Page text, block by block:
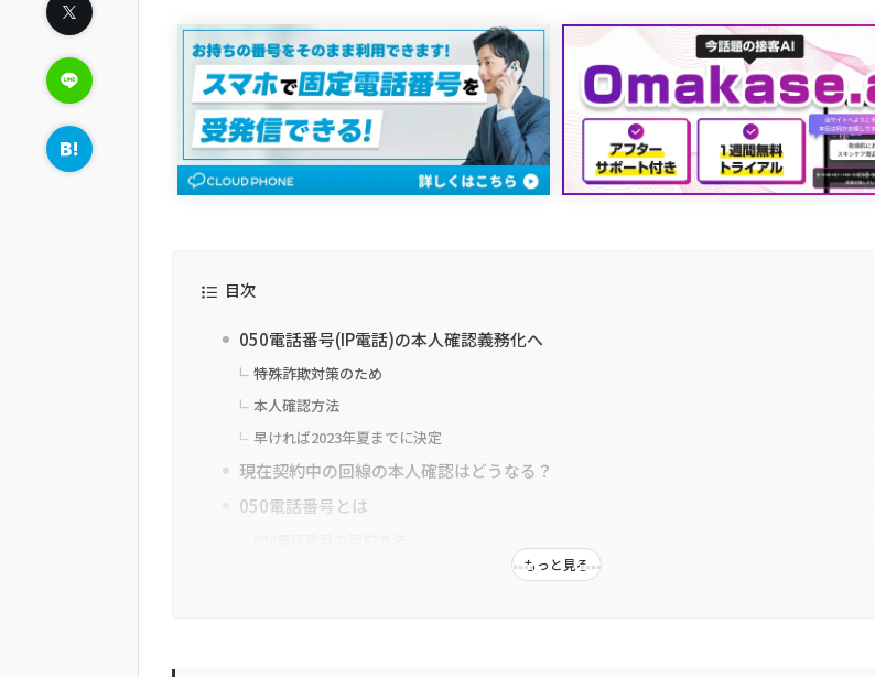
目次
もっと見る
050電話番号(IP電話)の本人確認義務化へ
特殊詐欺対策のため
本人確認方法
早ければ2023年夏までに決定
現在契約中の回線の本人確認はどうなる？
050電話番号とは